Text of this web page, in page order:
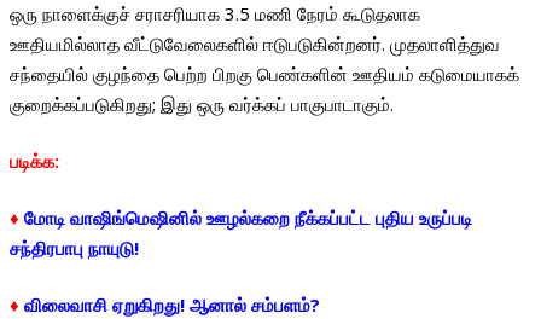
ஒரு நாளைக்குச் சராசரியாக 3.5 மணி நேரம் கூடுதலாக
ஊதியமில்லாத வீட்டுவேலைகளில் ஈடுபடுகின்றனர். முதலாளித்துவ
சந்தையில் குழந்தை பெற்ற பிறகு பெண்களின் ஊதியம் கடுமையாகக்
குறைக்கப்படுகிறது; இது ஒரு வர்க்கப் பாகுபாடாகும்.
படிக்க:
♦ மோடி வாஷிங்மெஷினில் ஊழல்கறை நீக்கப்பட்ட புதிய உருப்படி
சந்திரபாபு நாயுடு!
♦ விலைவாசி ஏறுகிறது! ஆனால் சம்பளம்?